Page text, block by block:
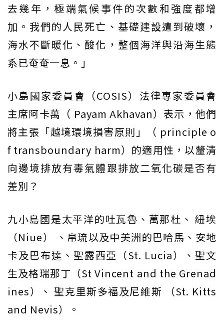
去幾年，極端氣候事件的次數和強度都增
加。我們的人民死亡、基礎建設遭到破壞，
海水不斷暖化、酸化，整個海洋與沿海生態
系已奄奄一息。」
小島國家委員會（COSIS）法律專家委員會
主席阿卡萬（ Payam Akhavan）表示，他們
將主張「越境環境損害原則」（ principle o
f transboundary harm）的適用性，以釐清
向邊境排放有毒氣體跟排放二氧化碳是否有
差別？
九小島國是太平洋的吐瓦魯、萬那杜、 紐埃
（Niue） 、帛琉以及中美洲的巴哈馬、安地
卡及巴布達、聖露西亞（St. Lucia）、聖文
生及格瑞那丁（St Vincent and the Grenad
ines）、 聖克里斯多福及尼維斯 （St. Kitts
and Nevis）。